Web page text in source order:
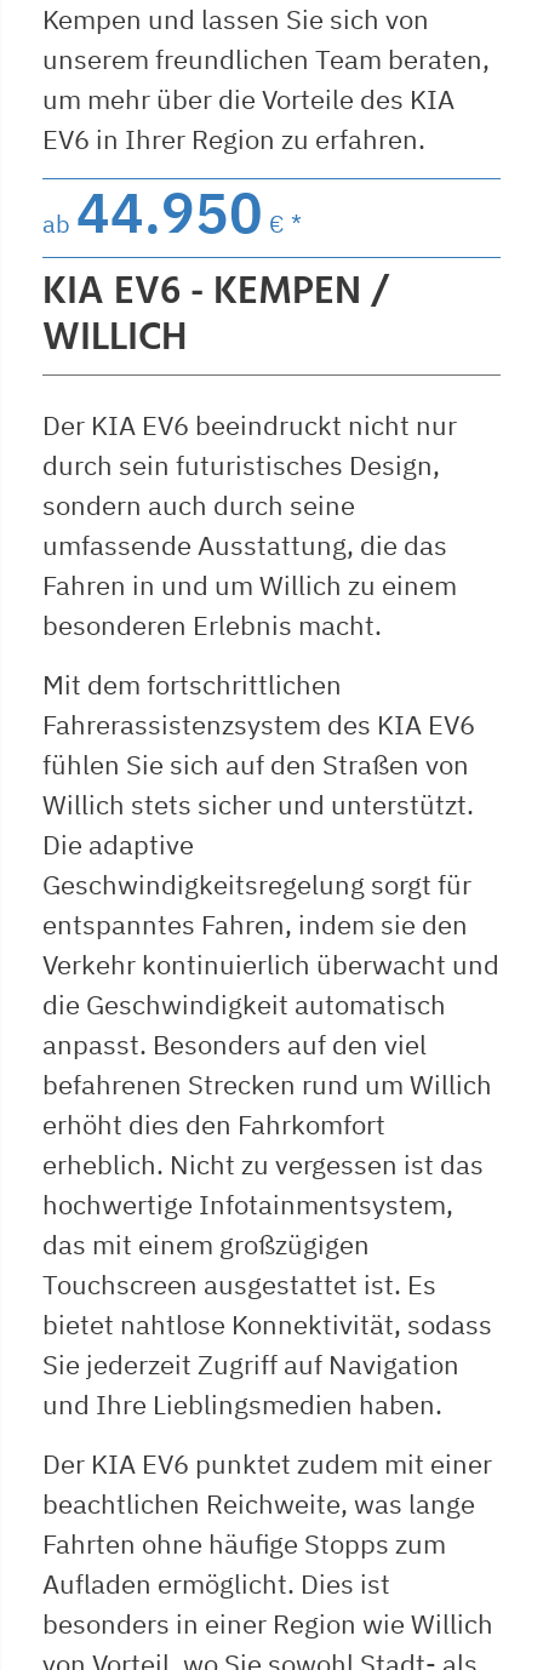
Kempen und lassen Sie sich von
unserem freundlichen Team beraten,
um mehr über die Vorteile des KIA
EV6 in Ihrer Region zu erfahren.
ab 44.950 € *
KIA EV6 - KEMPEN /
WILLICH
Der KIA EV6 beeindruckt nicht nur
durch sein futuristisches Design,
sondern auch durch seine
umfassende Ausstattung, die das
Fahren in und um Willich zu einem
besonderen Erlebnis macht.
Mit dem fortschrittlichen
Fahrerassistenzsystem des KIA EV6
fühlen Sie sich auf den Straßen von
Willich stets sicher und unterstützt.
Die adaptive
Geschwindigkeitsregelung sorgt für
entspanntes Fahren, indem sie den
Verkehr kontinuierlich überwacht und
die Geschwindigkeit automatisch
anpasst. Besonders auf den viel
befahrenen Strecken rund um Willich
erhöht dies den Fahrkomfort
erheblich. Nicht zu vergessen ist das
hochwertige Infotainmentsystem,
das mit einem großzügigen
Touchscreen ausgestattet ist. Es
bietet nahtlose Konnektivität, sodass
Sie jederzeit Zugriff auf Navigation
und Ihre Lieblingsmedien haben.
Der KIA EV6 punktet zudem mit einer
beachtlichen Reichweite, was lange
Fahrten ohne häufige Stopps zum
Aufladen ermöglicht. Dies ist
besonders in einer Region wie Willich